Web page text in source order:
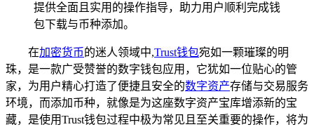
提供全面且实用的操作指导，助力用户顺利完成钱
包下载与币种添加。
在加密货币的迷人领域中,Trust钱包宛如一颗璀璨的明
珠，是一款广受赞誉的数字钱包应用，它犹如一位贴心的管
家，为用户精心打造了便捷且安全的数字资产存储与交易服务
环境，而添加币种，就像是为这座数字资产宝库增添新的宝
藏，是使用Trust钱包过程中极为常见且至关重要的操作，将为